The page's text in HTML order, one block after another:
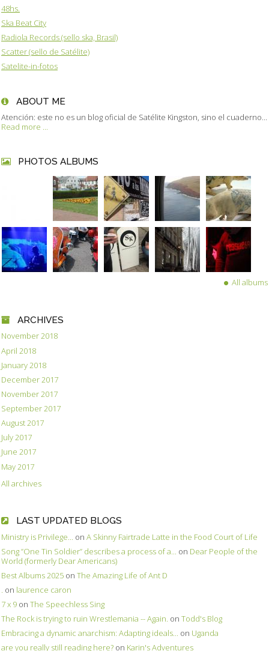
48hs.
Ska Beat City
Radiola Records (sello ska, Brasil)
Scatter (sello de Satélite)
Satelite-in-fotos
ABOUT ME
Atención: este no es un blog oficial de Satélite Kingston, sino el cuaderno...
Read more ...
PHOTOS ALBUMS
All albums
ARCHIVES
November 2018
April 2018
January 2018
December 2017
November 2017
September 2017
August 2017
July 2017
June 2017
May 2017
All archives
LAST UPDATED BLOGS
Ministry is Privilege... on A Skinny Fairtrade Latte in the Food Court of Life
Song ”One Tin Soldier” describes a process of a... on Dear People of the
World (formerly Dear Americans)
Best Albums 2025 on The Amazing Life of Ant D
. on laurence caron
7 x 9 on The Speechless Sing
The Rock is trying to ruin Wrestlemania -- Again. on Todd's Blog
Embracing a dynamic anarchism: Adapting ideals... on Uganda
are you really still reading here? on Karin's Adventures